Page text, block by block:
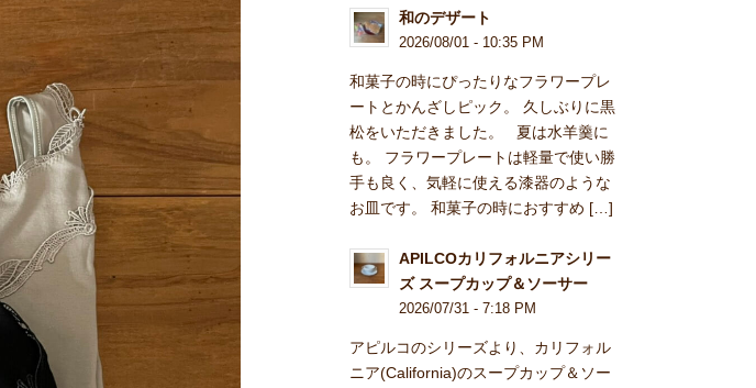
和のデザート
2026/08/01 - 10:35 PM
和菓子の時にぴったりなフラワープレ
ートとかんざしピック。 久しぶりに黒
松をいただきました。 夏は水羊羹に
も。 フラワープレートは軽量で使い勝
手も良く、気軽に使える漆器のような
お皿です。 和菓子の時におすすめ […]
APILCOカリフォルニアシリー
ズ スープカップ＆ソーサー
2026/07/31 - 7:18 PM
アピルコのシリーズより、カリフォル
ニア(California)のスープカップ＆ソー